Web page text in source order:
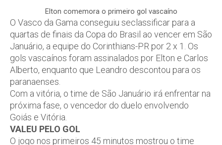
Elton comemora o primeiro gol vascaíno
O Vasco da Gama conseguiu seclassificar para a
quartas de finais da Copa do Brasil ao vencer em São
Januário, a equipe do Corinthians-PR por 2 x 1. Os
gols vascaínos foram assinalados por Elton e Carlos
Alberto, enquanto que Leandro descontou para os
paranaenses.
Com a vitória, o time de São Januário irá enfrentar na
próxima fase, o vencedor do duelo envolvendo
Goiás e Vitória.
VALEU PELO GOL
O jogo nos primeiros 45 minutos mostrou o time